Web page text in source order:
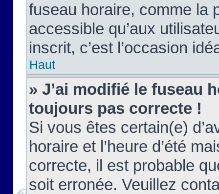
fuseau horaire, comme la
accessible qu’aux
inscrit, c’est l’occasion
Haut
» J’ai modifié le fuseau
toujours pas correcte !
Si vous êtes certain(e)
horaire et l’heure d’été
correcte, il est probable
soit erronée. Veuillez